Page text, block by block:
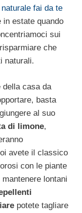
fai da te
in estate quando
sui
che
naturali.
della casa da
basta
al suo
di limone,
avete il classico
con le piante
lontani
potete tagliare